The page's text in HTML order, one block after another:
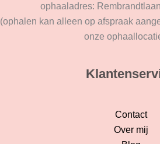
ophaaladres:
(ophalen kan alleen op afspraak
onze
Contact
Over mij